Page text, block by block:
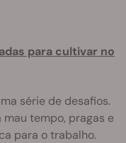
para cultivar no
série de desafios.
tempo, pragas e
para o trabalho.